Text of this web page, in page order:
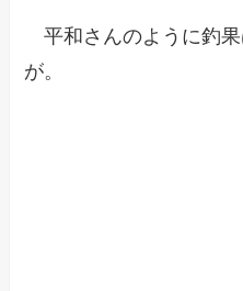
平和さんのように釣
が。